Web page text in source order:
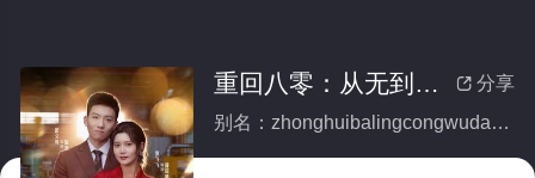
 分享
重回八零：从无到有创神话(全集)
别名：zhonghuibalingcongwudaoyouchuangshenhua